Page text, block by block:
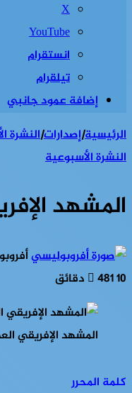
‫X
‫YouTube
انستقرام
تيلقرام
إضافة عمود جانبي
الرئيسية|إصدارات|النشرة
النشرة الأسبوعية
المشهد
48110 دقائق
المشهد الإفريقي العدد
كلمة المحرر